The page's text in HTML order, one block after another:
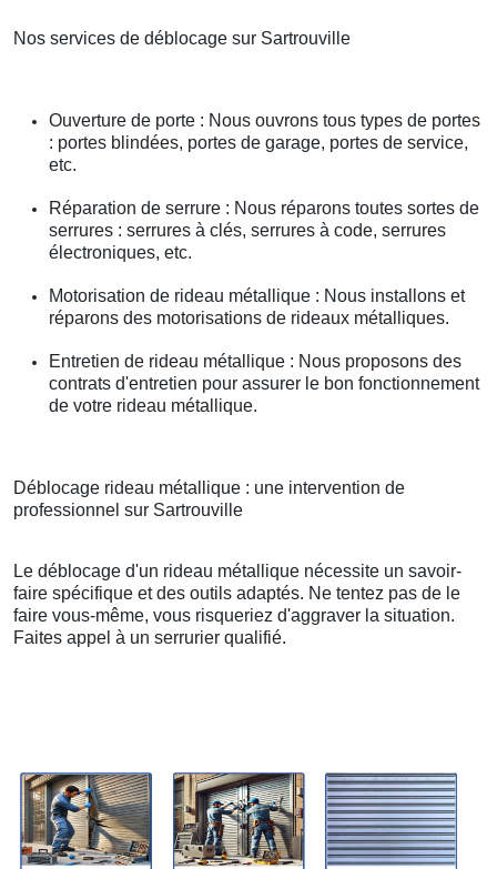
Nos services de déblocage sur Sartrouville
Ouverture de porte : Nous ouvrons tous types de portes
: portes blindées, portes de garage, portes de service,
etc.
Réparation de serrure : Nous réparons toutes sortes de
serrures : serrures à clés, serrures à code, serrures
électroniques, etc.
Motorisation de rideau métallique : Nous installons et
réparons des motorisations de rideaux métalliques.
Entretien de rideau métallique : Nous proposons des
contrats d'entretien pour assurer le bon fonctionnement
de votre rideau métallique.
Déblocage rideau métallique : une intervention de
professionnel sur Sartrouville
Le déblocage d'un rideau métallique nécessite un savoir-
faire spécifique et des outils adaptés. Ne tentez pas de le
faire vous-même, vous risqueriez d'aggraver la situation.
Faites appel à un serrurier qualifié.